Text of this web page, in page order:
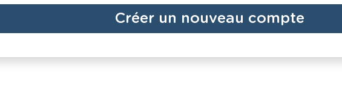
Créer un nouveau compte